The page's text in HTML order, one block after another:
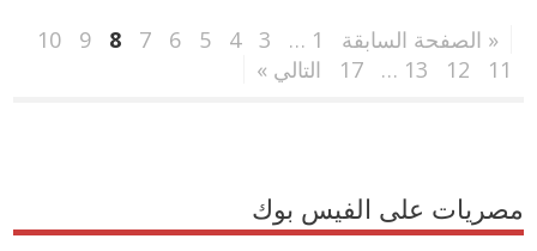
« الصفحة السابقة 1
…
3
4
5
6
7
8
9
10
11
12
13
…
17 التالي »
مصريات على الفيس بوك